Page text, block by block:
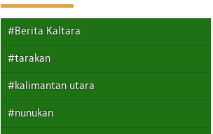
#Berita Kaltara
#tarakan
#kalimantan utara
#nunukan